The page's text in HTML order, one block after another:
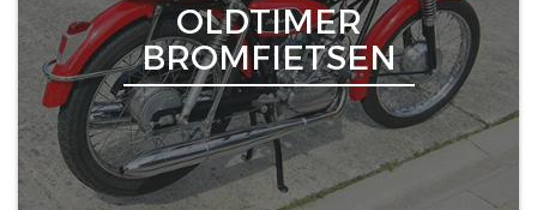
OLDTIMER
BROMFIETSEN